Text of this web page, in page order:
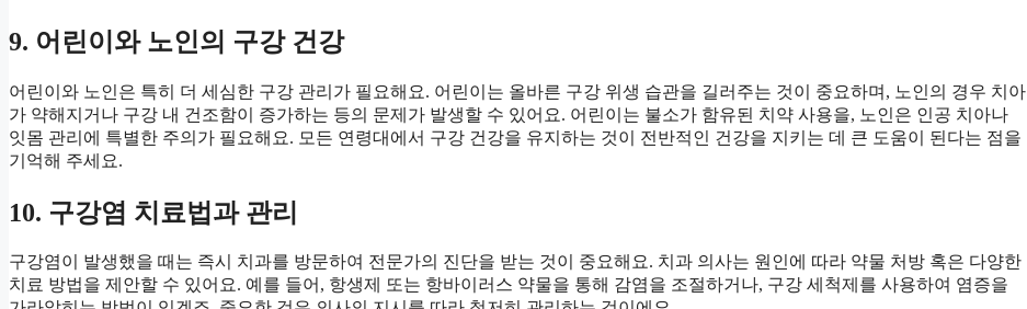
9. 어린이와 노인의 구강 건강
어린이와 노인은 특히 더 세심한 구강 관리가 필요해요. 어린이는 올바른 구강 위생 습관을 길러주는 것이 중요하며, 노인의 경우 치아
가 약해지거나 구강 내 건조함이 증가하는 등의 문제가 발생할 수 있어요. 어린이는 불소가 함유된 치약 사용을, 노인은 인공 치아나
잇몸 관리에 특별한 주의가 필요해요. 모든 연령대에서 구강 건강을 유지하는 것이 전반적인 건강을 지키는 데 큰 도움이 된다는 점을
기억해 주세요.
10. 구강염 치료법과 관리
구강염이 발생했을 때는 즉시 치과를 방문하여 전문가의 진단을 받는 것이 중요해요. 치과 의사는 원인에 따라 약물 처방 혹은 다양한
치료 방법을 제안할 수 있어요. 예를 들어, 항생제 또는 항바이러스 약물을 통해 감염을 조절하거나, 구강 세척제를 사용하여 염증을